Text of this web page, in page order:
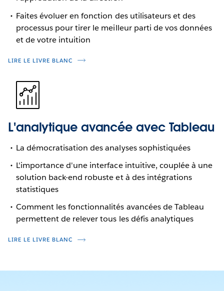
Faites évoluer en fonction des utilisateurs et des
processus pour tirer le meilleur parti de vos données
et de votre intuition
LIRE LE LIVRE BLANC
L'analytique avancée avec Tableau
La démocratisation des analyses sophistiquées
L'importance d'une interface intuitive, couplée à une
solution back-end robuste et à des intégrations
statistiques
Comment les fonctionnalités avancées de Tableau
permettent de relever tous les défis analytiques
LIRE LE LIVRE BLANC